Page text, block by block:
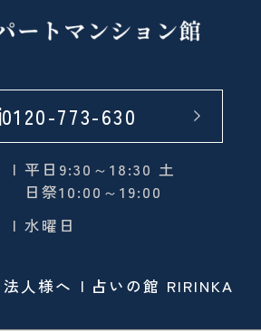
0120-773-630
| 平日9:30～18:30 土
日祭10:00～19:00
| 水曜日
法人様へ 占いの館 RIRINKA